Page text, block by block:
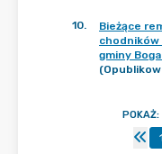
10.
Bieżące
gminy
POKAŻ:
1